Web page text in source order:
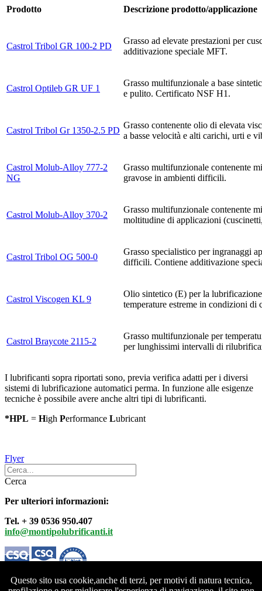
Prodotto Descrizione prodotto/applicazione
Castrol Tribol GR 100-2 PD
Grasso ad elevate prestazioni per
additivazione speciale MFT.
Castrol Optileb GR UF 1
Grasso multifunzionale a base
e pulito. Certificato NSF H1.
Castrol Tribol Gr 1350-2.5 PD
Grasso contenente olio di elevata
a basse velocità e alti carichi, urti e
Castrol Molub-Alloy 777-2
NG
Grasso multifunzionale contenente
gravose in ambienti difficili.
Castrol Molub-Alloy 370-2
Grasso multifunzionale contenente
moltitudine di applicazioni
Castrol Tribol OG 500-0
Grasso specialistico per ingranaggi
difficili. Contiene additivazione
Castrol Viscogen KL 9
Olio sintetico (E) per la
temperature estreme in condizioni di
Castrol Braycote 2115-2
Grasso multifunzionale per
per lunghissimi intervalli di
I lubrificanti sopra riportati sono, previa verifica adatti per i diversi
sistemi di lubrificazione automatici perma. In funzione alle esigenze
tecniche è possibile avere anche altri tipi di lubrificanti.
*HPL = High Performance Lubricant
Flyer
Cerca
Per ulteriori informazioni:
Tel. + 39 0536 950.407
info@montipolubrificanti.it
Questo sito usa cookie,anche di terzi, per motivi di natura tecnica,